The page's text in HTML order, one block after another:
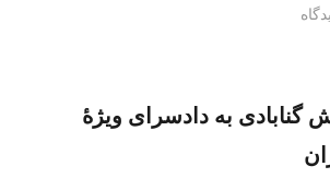
گنابادی به دادسرای ویژهٔ